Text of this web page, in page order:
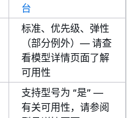
台
标准、优先级、弹性
（部分例外）— 请查
看模型详情页面了解
可用性
支持型号为 “是” —
有关可用性，请参阅